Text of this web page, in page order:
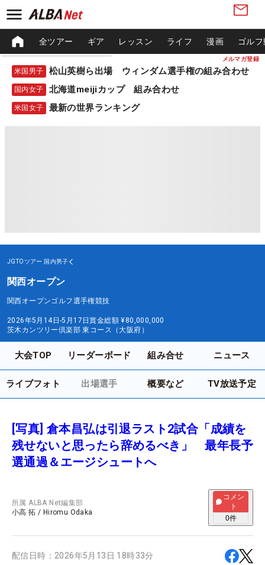
メルマガ登録
全ツアー ギア レッスン ライフ 漫画 ゴル
米国男子 松山英樹ら出場 ウィンダム選手権の組み合わせ
国内女子 北海道meijiカップ 組み合わせ
米国女子 最新の世界ランキング
JGTOツアー 国内男子
関西オープン
関西オープンゴルフ選手権競技
2026年5月14日-5月17日賞金総額 ¥80,000,000
茨木カンツリー倶楽部 東コース（大阪府）
大会TOP リーダーボード 組み合せ ニュース
ライブフォト 出場選手 概要など TV放送予定
[写真] 倉本昌弘は引退ラスト2試合「成績を
残せないと思ったら辞めるべき」 最年長予
選通過＆エージシュートへ
所属ALBA Net編集部
小高 拓 / Hiromu Odaka
コメン
ト
0件
配信日時： 2026年5月13日 18時33分